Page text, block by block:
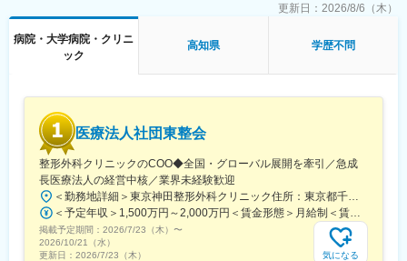
県)、船橋駅、札幌駅、仙台駅(地下鉄)、曽根田駅、栄駅(愛知県)、
浜松駅、三島田町駅、市役所前駅(長野県)、金沢駅、あすなろう四
日市駅、電鉄富山駅・エスタ前駅、福井駅(福井県)、大阪梅田駅
(阪神線)、なんば駅(地下鉄)、高槻駅、梅田駅(地下鉄)、宮之阪
島県)、高松築港駅、高知橋駅、眉山ロープウェイ山麓駅、天神
駅、小倉駅(福岡県)、東比恵駅、鹿児島中央駅、水道町駅、五島町
駅、旭橋駅、西早稲田駅、末広町駅(東京都)、立川南駅、高輪ゲー
トウェイ駅、九品仏駅、新高島駅、東宿郷駅、葭川公園駅、大神
宮下駅、大通駅、仙台駅、栄町駅(愛知県)、国際センター駅、日吉
町駅、第一通り駅、三島駅、七ツ屋駅、富山駅、福井城址大名町
駅、なんば駅(南海線)、大阪駅、天王寺駅、西大橋駅、五条駅(京
都市営)、京都河原町駅、神戸三宮駅(阪神)、本通駅、高松駅(香川
県)、南堀端駅、はりまや橋駅、旦過駅、高見橋駅、熊本城・市役
更新日： 2026/8/6（木）
病院・大学病院・クリニ
ック
高知県 学歴不問
医療法人社団東整会
整形外科クリニックのCOO◆全国・グローバル展開を牽引／急成
長医療法人の経営中核／業界未経験歓迎
＜勤務地詳細＞東京神田整形外科クリニック住所：東京都千代田区鍛冶町2丁目8-6 メディカルプライム神田3F勤務地最寄駅：JR山手線／神田駅受動喫煙対策：屋内全面禁煙変更の範囲：会社の定める事業所
＜予定年収＞1,500万円～2,000万円＜賃金形態＞月給制＜賃金内訳＞月額（基本給）：1,200,000円～1,500,000円＜月給＞1,200,000円～1,500,000円＜昇給有無＞有＜残業手当＞有＜給与補足＞※経験やスキルを考慮して決定します。■昇給：年1回■賞与：年2回賃金はあくまでも目安の金額であり、選考を通じて上下する可能性があります。月給(月額)は固定手当を含めた表記です。
掲載予定期間： 2026/7/23（木） 〜
2026/10/21（水）
更新日： 2026/7/23（木） 気になる